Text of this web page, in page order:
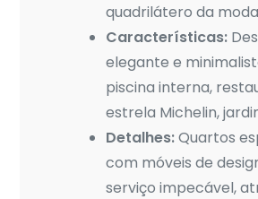
quadrilátero da
Características:
elegante e
piscina interna,
estrela Michelin,
Detalhes:Quartos
com móveis de
serviço impecável,